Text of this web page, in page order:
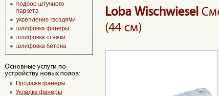
подбор штучного
паркета
укрепление гвоздями
шлифовка фанеры
шлифовка стяжки
шлифовка бетона
Основные услуги по
устройству новых полов:
Продажа фанеры
Укладка фанеры
Loba Wischwiesel
(44 см)